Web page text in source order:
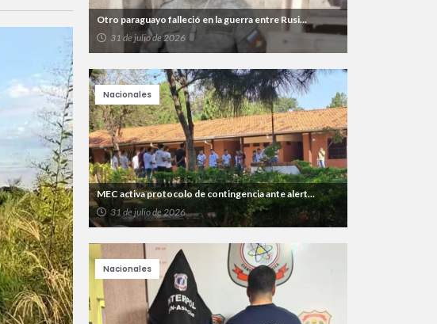
Otro paraguayo falleció en la guerra entre Rusi...
31 de julio de 2026
MEC activa protocolo de contingencia ante alert...
31 de julio de 2026
Nacionales
Nacionales